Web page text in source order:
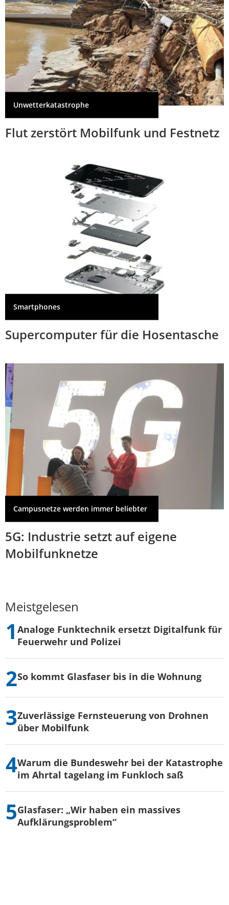
Unwetterkatastrophe
Flut zerstört Mobilfunk und Festnetz
Smartphones
Supercomputer für die Hosentasche
Campusnetze werden immer beliebter
5G: Industrie setzt auf eigene
Mobilfunknetze
Meistgelesen
Analoge Funktechnik ersetzt Digitalfunk für
Feuerwehr und Polizei
So kommt Glasfaser bis in die Wohnung
Zuverlässige Fernsteuerung von Drohnen
über Mobilfunk
Warum die Bundeswehr bei der Katastrophe
im Ahrtal tagelang im Funkloch saß
Glasfaser: „Wir haben ein massives
Aufklärungsproblem“